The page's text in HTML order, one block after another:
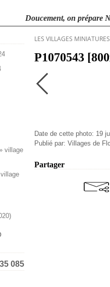
35 085
LES VILLAGES
P1070543
Date de cette photo: 19
Publié par: Villages de
Partager